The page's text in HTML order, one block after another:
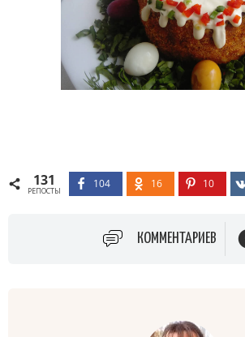
131
РЕПОСТЫ
104 16 10
КОММЕНТАРИЕВ